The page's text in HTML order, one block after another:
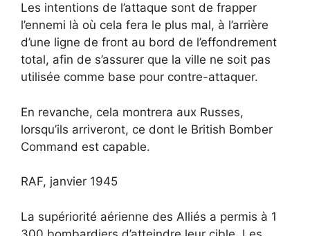
Les intentions de l’attaque sont de frapper
l’ennemi là où cela fera le plus mal, à l’arrière
d’une ligne de front au bord de l’effondrement
total, afin de s’assurer que la ville ne soit pas
utilisée comme base pour contre-attaquer.
En revanche, cela montrera aux Russes,
lorsqu’ils arriveront, ce dont le British Bomber
Command est capable.
RAF, janvier 1945
La supériorité aérienne des Alliés a permis à 1